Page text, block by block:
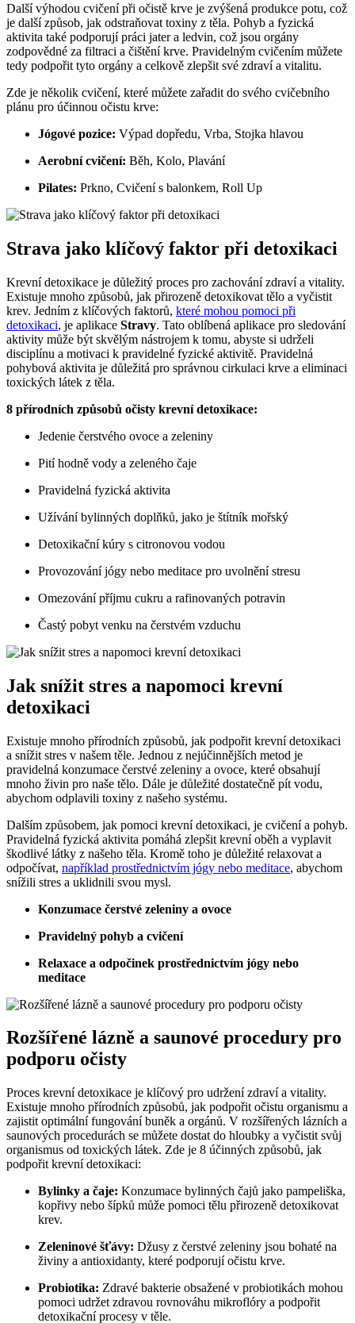
Další výhodou cvičení při očistě krve je zvýšená produkce potu, což
je další způsob, jak odstraňovat toxiny z těla. Pohyb a fyzická
aktivita také podporují práci jater a ledvin, což jsou orgány
zodpovědné za filtraci a čištění krve. Pravidelným cvičením můžete
tedy podpořit tyto orgány a celkově zlepšit své zdraví a vitalitu.
Zde je několik cvičení, které můžete zařadit do svého cvičebního
plánu pro účinnou očistu krve:
Jógové pozice: Výpad dopředu, Vrba, Stojka hlavou
Aerobní cvičení: Běh, Kolo, Plavání
Pilates: Prkno, Cvičení s balonkem, Roll Up
Strava jako klíčový faktor při detoxikaci
Krevní detoxikace je důležitý proces pro zachování zdraví a vitality.
Existuje mnoho způsobů, jak přirozeně detoxikovat tělo a vyčistit
krev. Jedním z klíčových faktorů, které mohou pomoci při
detoxikaci, je aplikace Stravy. Tato oblíbená aplikace pro sledování
aktivity může být skvělým nástrojem k tomu, abyste si udrželi
disciplínu a motivaci k pravidelné fyzické aktivitě. Pravidelná
pohybová aktivita je důležitá pro správnou cirkulaci krve a eliminaci
toxických látek z těla.
8 přírodních způsobů očisty krevní detoxikace:
Jedenie čerstvého ovoce a zeleniny
Pití hodně vody a zeleného čaje
Pravidelná fyzická aktivita
Užívání bylinných doplňků, jako je štítník mořský
Detoxikační kúry s citronovou vodou
Provozování jógy nebo meditace pro uvolnění stresu
Omezování příjmu cukru a rafinovaných potravin
Častý pobyt venku na čerstvém vzduchu
Jak snížit stres a napomoci krevní
detoxikaci
Existuje mnoho přírodních způsobů, jak podpořit krevní detoxikaci
a snížit stres v našem těle. Jednou z nejúčinnějších metod je
pravidelná konzumace čerstvé zeleniny a ovoce, které obsahují
mnoho živin pro naše tělo. Dále je důležité dostatečně pít vodu,
abychom odplavili toxiny z našeho systému.
Dalším způsobem, jak pomoci krevní detoxikaci, je cvičení a pohyb.
Pravidelná fyzická aktivita pomáhá zlepšit krevní oběh a vyplavit
škodlivé látky z našeho těla. Kromě toho je důležité relaxovat a
odpočívat, například prostřednictvím jógy nebo meditace, abychom
snížili stres a uklidnili svou mysl.
Konzumace čerstvé zeleniny a ovoce
Pravidelný pohyb a cvičení
Relaxace a odpočinek prostřednictvím jógy nebo
meditace
Rozšířené lázně a saunové procedury pro
podporu očisty
Proces krevní detoxikace je klíčový pro udržení zdraví a vitality.
Existuje mnoho přírodních způsobů, jak podpořit očistu organismu a
zajistit optimální fungování buněk a orgánů. V rozšířených lázních a
saunových procedurách se můžete dostat do hloubky a vyčistit svůj
organismus od toxických látek. Zde je 8 účinných způsobů, jak
podpořit krevní detoxikaci:
Bylinky a čaje: Konzumace bylinných čajů jako pampeliška,
kopřivy nebo šípků může pomoci tělu přirozeně detoxikovat
krev.
Zeleninové šťávy: Džusy z čerstvé zeleniny jsou bohaté na
živiny a antioxidanty, které podporují očistu krve.
Probiotika: Zdravé bakterie obsažené v probiotikách mohou
pomoci udržet zdravou rovnováhu mikroflóry a podpořit
detoxikační procesy v těle.